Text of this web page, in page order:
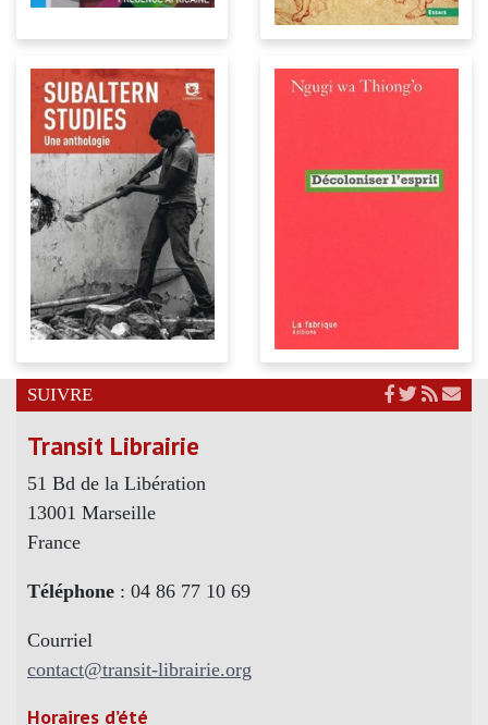
SUIVRE
Transit Librairie
51 Bd de la Libération
13001 Marseille
France
Téléphone : 04 86 77 10 69
Courriel
contact@transit-librairie.org
Horaires d’été